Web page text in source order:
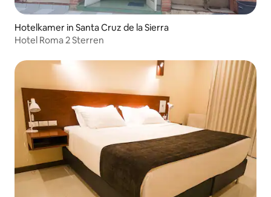
Hotelkamer in Santa Cruz de la Sierra
Hotel Roma 2 Sterren